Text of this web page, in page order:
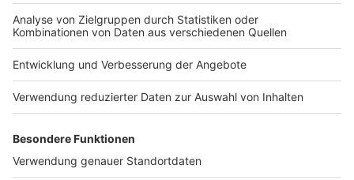
oder Umweltorganisationen, sondern ein gemeinsames
Thema, das jeden betrifft.
DerWeltbienentagerinnert damit nicht nur an die
Bedeutung der Bestäuber, sondern auch daran, wie
wichtig ein nachhaltiger Umgang mit unserer Umwelt
für kommende Generationen ist.